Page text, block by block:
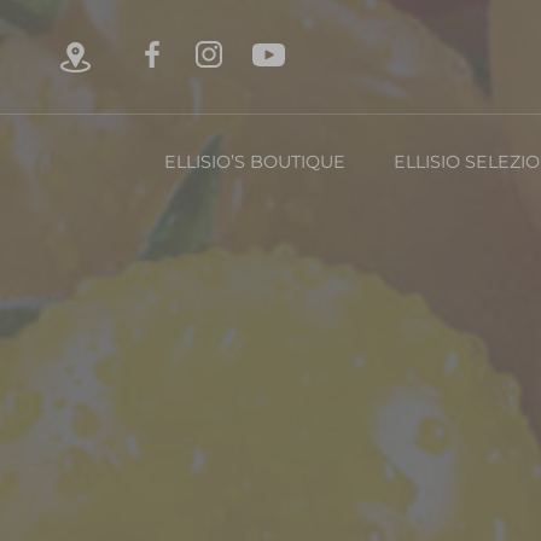
ELLISIO’S BOUTIQUE
FRUTTA
ELLISIO